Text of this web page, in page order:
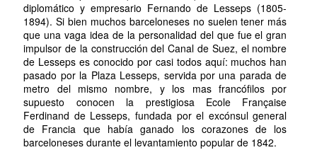
diplomático y empresario Fernando de Lesseps (1805-
1894). Si bien muchos barceloneses no suelen tener más
que una vaga idea de la personalidad del que fue el gran
impulsor de la construcción del Canal de Suez, el nombre
de Lesseps es conocido por casi todos aquí: muchos han
pasado por la Plaza Lesseps, servida por una parada de
metro del mismo nombre, y los mas francófilos por
supuesto conocen la prestigiosa Ecole Française
Ferdinand de Lesseps, fundada por el excónsul general
de Francia que había ganado los corazones de los
barceloneses durante el levantamiento popular de 1842.